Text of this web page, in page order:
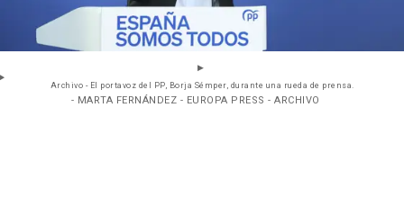
Archivo - El portavoz del PP, Borja Sémper, durante una rueda de prensa.
- MARTA FERNÁNDEZ - EUROPA PRESS - ARCHIVO